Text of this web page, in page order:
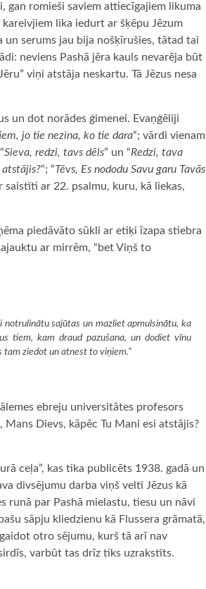
gan romieši saviem attiecīgajiem likuma
lika iedurt ar šķēpu Jēzum
un serums jau bija nošķīrušies, tātad tai
neviens Pashā jēra kauls nevarēja būt
viņi atstāja neskartu. Tā Jēzus nesa
un dot norādes ģimenei. Evaņģēliji
jo tie nezina, ko tie dara“; vārdi vienam
Sieva, redzi, tavs dēls” un “Redzi, tava
atstājis?“; “Tēvs, Es nododu Savu garu Tavās
saistīti ar 22. psalmu, kuru, kā liekas,
piedāvāto sūkli ar etiķi īzapa stiebra
ar mirrēm, “bet Viņš to
notrulinātusajūtas un mazliet apmulsinātu, ka
tiem, kam draud pazušana, un dodiet vīnu
tam ziedot unatnest to viņiem.”
ebreju universitātes profesors
Mans Dievs, kāpēc Tu Mani esi atstājis?
ceļa”, kas tika publicēts 1938. gadā un
divsējumu darba viņš veltī Jēzus kā
runā par Pashā mielastu, tiesu un nāvi
sāpju kliedzienu kā Flussera grāmatā,
otro sējumu, kurš tā arī nav
varbūt tas drīz tiks uzrakstīts.